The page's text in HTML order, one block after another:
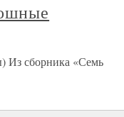
сборника «Семь